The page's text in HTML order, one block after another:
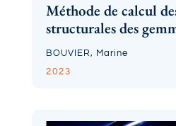
Méthode de calcul
structurales des
BOUVIER, Marine
2023